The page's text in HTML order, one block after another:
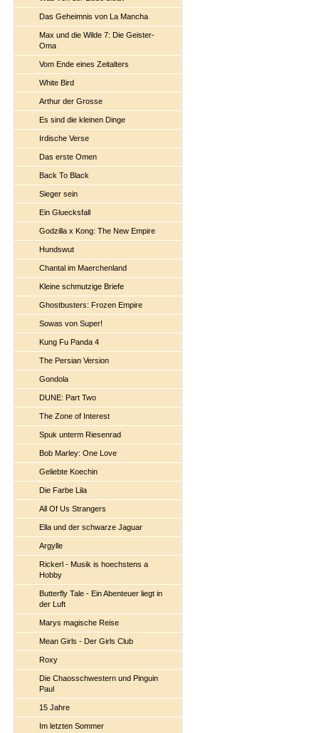
Das Geheimnis von La Mancha
Max und die Wilde 7: Die Geister-
Oma
Vom Ende eines Zeitalters
White Bird
Arthur der Grosse
Es sind die kleinen Dinge
Irdische Verse
Das erste Omen
Back To Black
Sieger sein
Ein Gluecksfall
Godzilla x Kong: The New Empire
Hundswut
Chantal im Maerchenland
Kleine schmutzige Briefe
Ghostbusters: Frozen Empire
Sowas von Super!
Kung Fu Panda 4
The Persian Version
Gondola
DUNE: Part Two
The Zone of Interest
Spuk unterm Riesenrad
Bob Marley: One Love
Geliebte Koechin
Die Farbe Lila
All Of Us Strangers
Ella und der schwarze Jaguar
Argylle
Rickerl - Musik is hoechstens a
Hobby
Butterfly Tale - Ein Abenteuer liegt in
der Luft
Marys magische Reise
Mean Girls - Der Girls Club
Roxy
Die Chaosschwestern und Pinguin
Paul
15 Jahre
Im letzten Sommer